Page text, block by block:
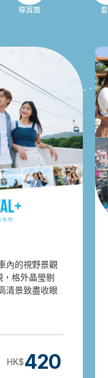
導賞團
內的視野景觀
格外晶瑩剔
清景致盡收眼
HK$420